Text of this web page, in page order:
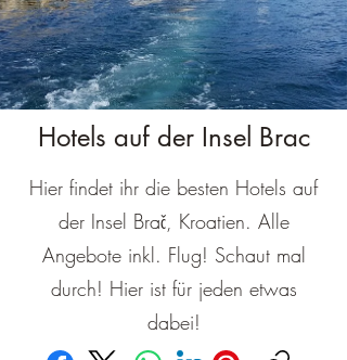
Hotels auf der Insel Brac
Hier findet ihr die besten Hotels auf
der Insel Brač, Kroatien. Alle
Angebote inkl. Flug! Schaut mal
durch! Hier ist für jeden etwas
dabei!